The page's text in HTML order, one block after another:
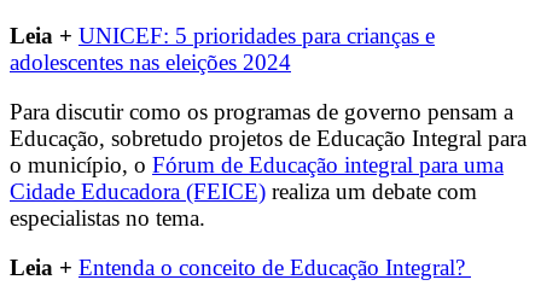
Leia + UNICEF: 5 prioridades para crianças e
adolescentes nas eleições 2024
Para discutir como os programas de governo pensam a
Educação, sobretudo projetos de Educação Integral para
o município, o Fórum de Educação integral para uma
Cidade Educadora (FEICE) realiza um debate com
especialistas no tema.
Leia + Entenda o conceito de Educação Integral?